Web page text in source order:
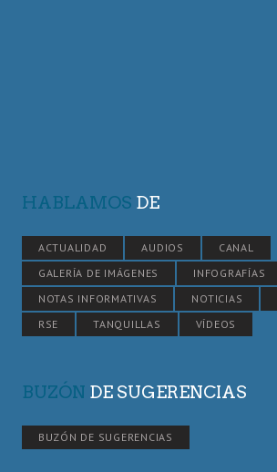
HABLAMOS DE
ACTUALIDAD AUDIOS
CANAL
GALERÍA DE IMÁGENES
INFOGRAFÍAS
NOTAS INFORMATIVAS
NOTICIAS
RSE
TANQUILLAS VÍDEOS
BUZÓN DE SUGERENCIAS
BUZÓN DE SUGERENCIAS